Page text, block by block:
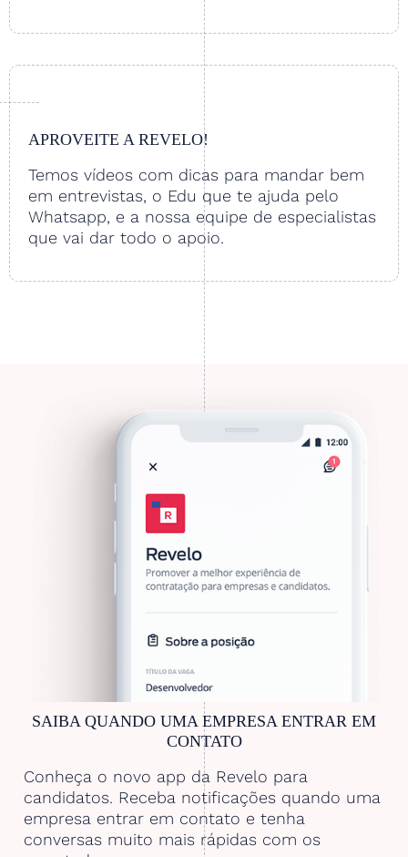
APROVEITE A REVELO!
Temos vídeos com dicas para mandar bem
em entrevistas, o Edu que te ajuda pelo
Whatsapp, e a nossa equipe de especialistas
que vai dar todo o apoio.
SAIBA QUANDO UMA EMPRESA ENTRAR EM
CONTATO
Conheça o novo app da Revelo para
candidatos. Receba notificações quando uma
empresa entrar em contato e tenha
conversas muito mais rápidas com os